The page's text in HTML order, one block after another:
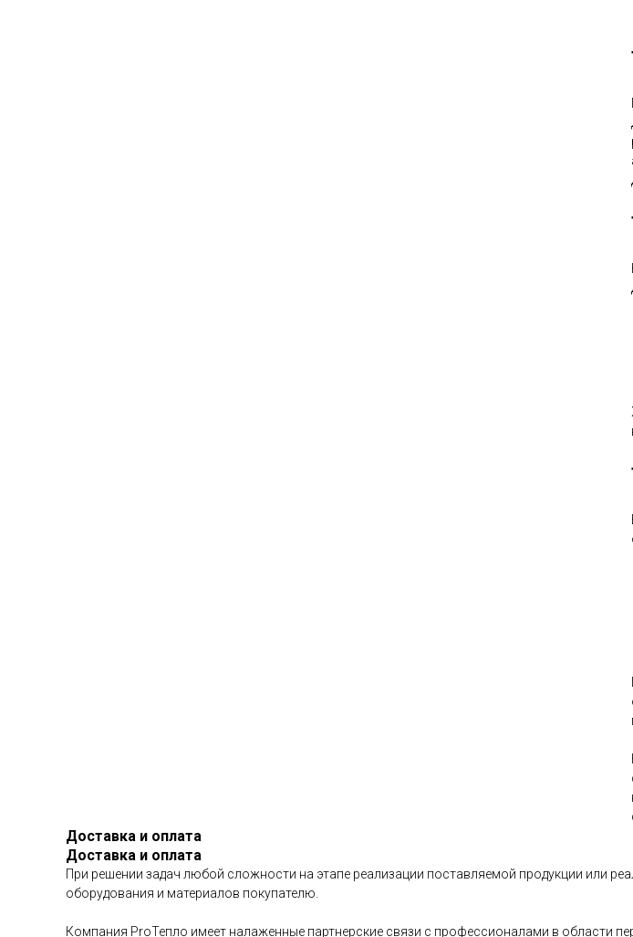
Доставка и оплата
Доставка и оплата
При решении задач любой сложности на этапе реализации поставляемой продукции или
оборудования и материалов покупателю.
Компания ProТепло имеет налаженные партнерские связи с профессионалами в области